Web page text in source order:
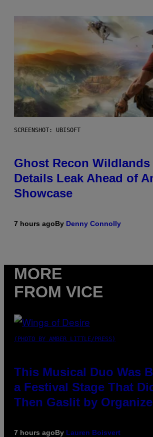
SCREENSHOT: UBISOFT
Ghost Recon Wildlands
Details Leak Ahead of
Showcase
7 hours agoBy Denny Connolly
MORE
FROM VICE
(PHOTO BY AMBER LITTLE/PRESS)
This Musical Duo Was
a Festival Stage That
Then Gaslit by
7 hours agoBy Lauren Boisvert